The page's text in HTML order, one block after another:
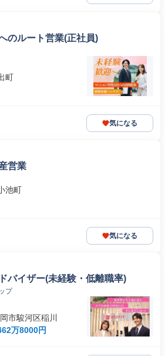
のルート営業(正社員)
町
気になる
営業
池町
気になる
バイザー(未経験・低離職率)
プ
市駿河区稲川
万8000円